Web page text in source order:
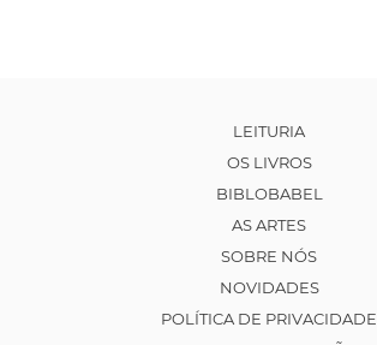
LEITURIA
OS LIVROS
BIBLOBABEL
AS ARTES
SOBRE NÓS
NOVIDADES
POLÍTICA DE PRIVACIDADE